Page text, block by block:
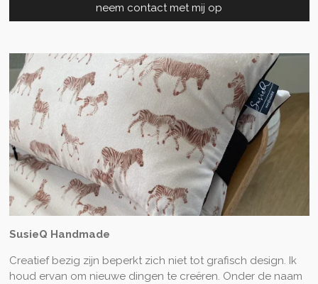
neem contact met mij op
SusieQ Handmade
Creatief bezig zijn beperkt zich niet tot grafisch design. Ik
houd ervan om nieuwe dingen te creëren. Onder de naam